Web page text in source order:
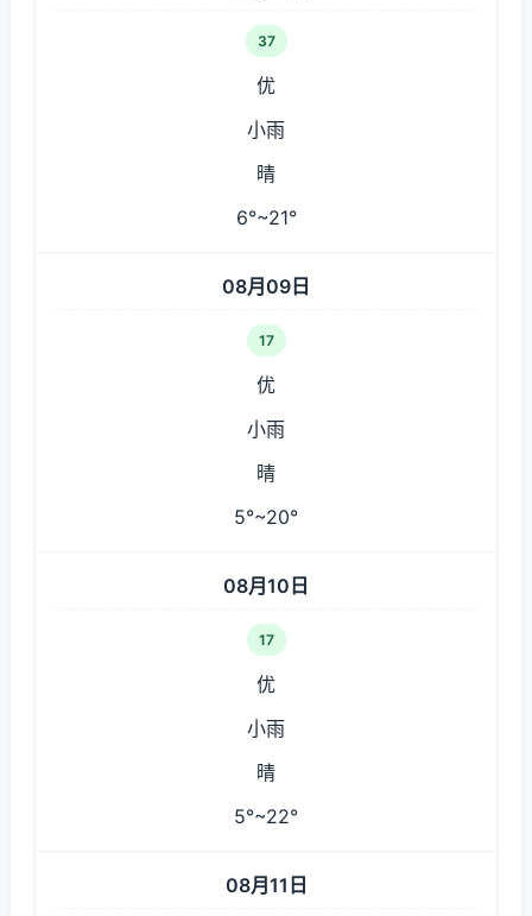
37
优
小雨
晴
6°~21°
08月09日
17
优
小雨
晴
5°~20°
08月10日
17
优
小雨
晴
5°~22°
08月11日